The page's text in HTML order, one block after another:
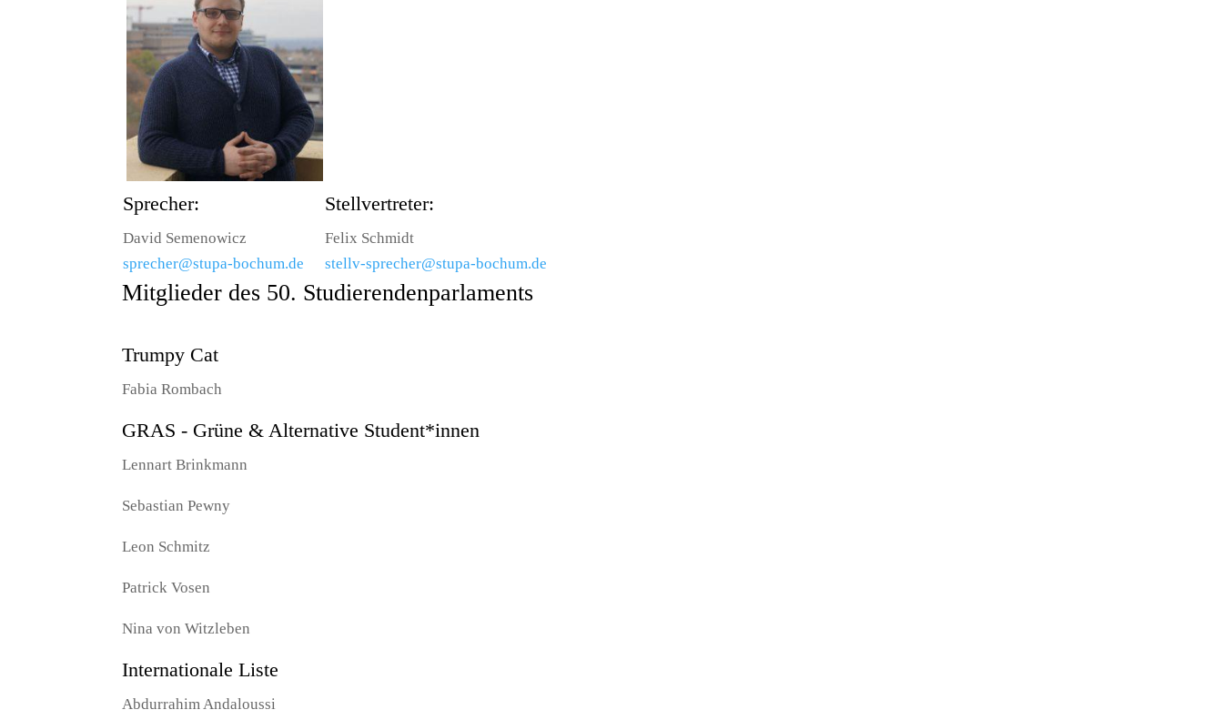
Sprecher:
David Semenowicz
sprecher@stupa-bochum.de
Stellvertreter:
Felix Schmidt
stellv-sprecher@stupa-bochum.de
Mitglieder des 50. Studierendenparlaments
Trumpy Cat
Fabia Rombach
GRAS - Grüne & Alternative Student*innen
Lennart Brinkmann
Sebastian Pewny
Leon Schmitz
Patrick Vosen
Nina von Witzleben
Internationale Liste
Abdurrahim Andaloussi